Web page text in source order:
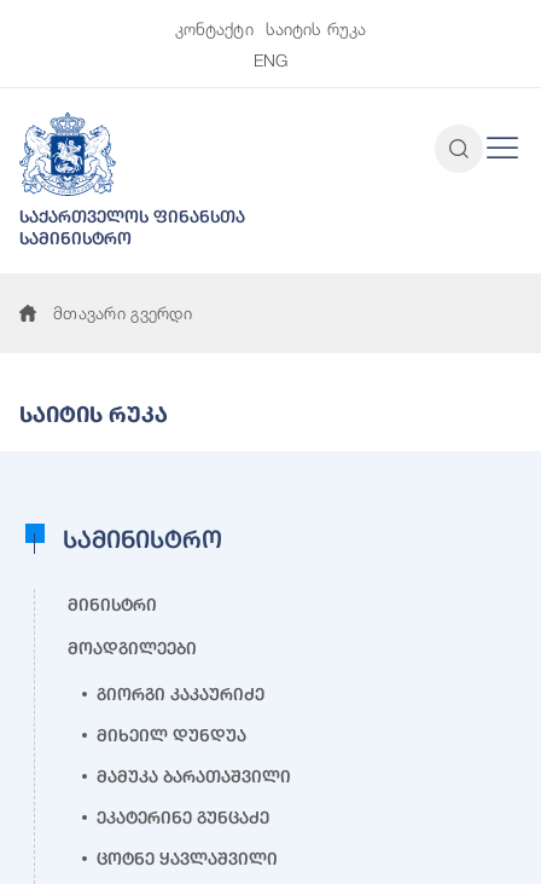
კონტაქტი
საიტის რუკა
ENG
საქართველოს ფინანსთა
სამინისტრო
მთავარი გვერდი
Საიტის Რუკა
სამინისტრო
მინისტრი
მოადგილეები
გიორგი კაკაურიძე
მიხეილ დუნდუა
მამუკა ბარათაშვილი
ეკატერინე გუნცაძე
ცოტნე ყავლაშვილი